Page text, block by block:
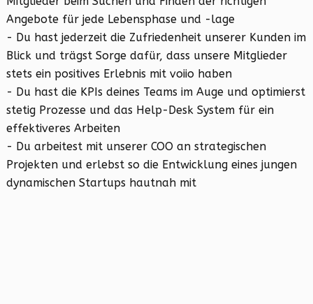
Angebote für jede Lebensphase und -lage
- Du hast jederzeit die Zufriedenheit unserer Kunden im
Blick und trägst Sorge dafür, dass unsere Mitglieder
stets ein positives Erlebnis mit voiio haben
- Du hast die KPIs deines Teams im Auge und optimierst
stetig Prozesse und das Help-Desk System für ein
effektiveres Arbeiten
- Du arbeitest mit unserer COO an strategischen
Projekten und erlebst so die Entwicklung eines jungen
dynamischen Startups hautnah mit